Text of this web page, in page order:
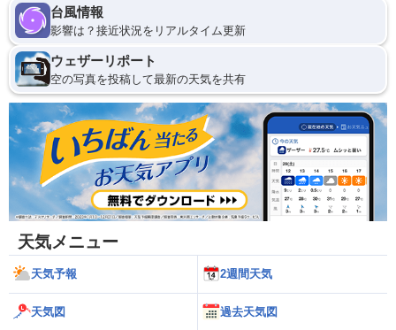
台風情報
影響は？接近状況をリアルタイム更新
ウェザーリポート
空の写真を投稿して最新の天気を共有
天気メニュー
天気予報 2週間天気
天気図 過去天気図